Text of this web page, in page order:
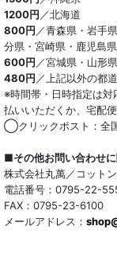
1200円／北海道
800円／青森県・岩手
分県・宮崎県・鹿児島県
600円／宮城県・山形
480円／上記以外の都
※時間帯・日時指定は対
払いいただくか、宅配
◯クリックポスト：全
■その他お問い合わせ
株式会社丸萬／コット
電話番号：0795-22-
FAX：0795-23-6100
メールアドレス：